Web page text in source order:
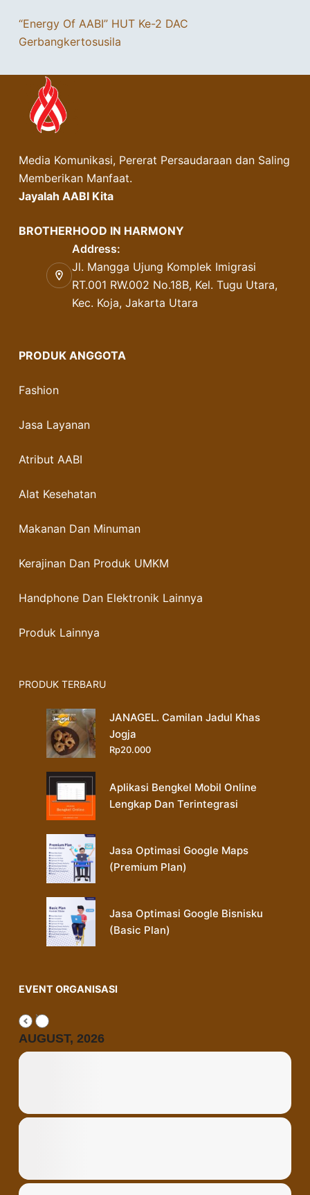
“Energy Of AABI” HUT Ke-2 DAC
Gerbangkertosusila
Media Komunikasi, Pererat Persaudaraan dan Saling
Memberikan Manfaat.
Jayalah AABI Kita
BROTHERHOOD IN HARMONY
Address:
Jl. Mangga Ujung Komplek Imigrasi
RT.001 RW.002 No.18B, Kel. Tugu Utara,
Kec. Koja, Jakarta Utara
PRODUK ANGGOTA
Fashion
Jasa Layanan
Atribut AABI
Alat Kesehatan
Makanan Dan Minuman
Kerajinan Dan Produk UMKM
Handphone Dan Elektronik Lainnya
Produk Lainnya
PRODUK TERBARU
JANAGEL. Camilan Jadul Khas
Jogja
Rp20.000
Aplikasi Bengkel Mobil Online
Lengkap Dan Terintegrasi
Jasa Optimasi Google Maps
(Premium Plan)
Jasa Optimasi Google Bisnisku
(Basic Plan)
EVENT ORGANISASI
AUGUST, 2026